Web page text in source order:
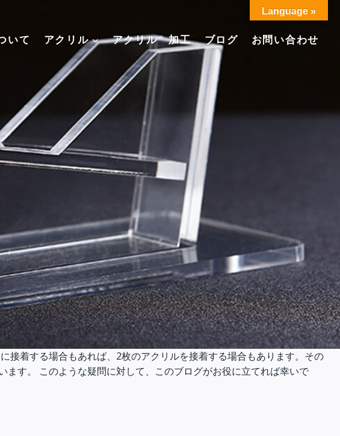
いて アクリル アクリル 加工 ブログ お問い合わせ
接着する場合もあれば、2枚のアクリルを接着する場合もあります。その
す。 このような疑問に対して、このブログがお役に立てれば幸いで
Language »